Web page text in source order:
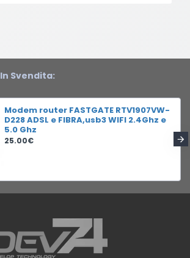
In Svendita:
Modem router FASTGATE RTV1907VW-
D228 ADSL e FIBRA,usb3 WIFI 2.4Ghz e
5.0 Ghz
25.00€